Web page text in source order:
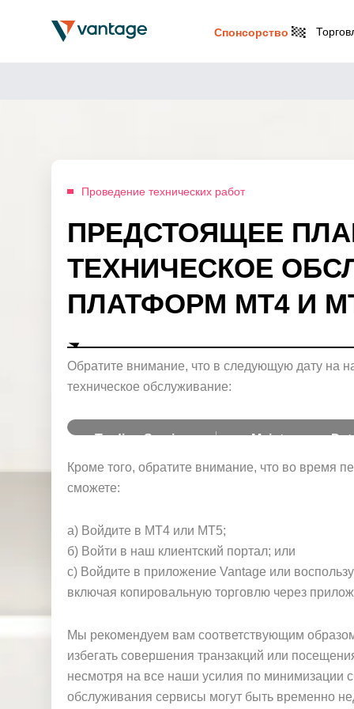
Спонсорство
Проведение технических работ
ПРЕДСТОЯЩЕЕ
ТЕХНИЧЕСКОЕ
ПЛАТФОРМ MT4 И
Обратите внимание, что в следующую дату на
техническое обслуживание:
Trading Service Maintenance
MT4 and MT5 platforms 8 November 2025
Кроме того, обратите внимание, что во время
сможете:
а) Войдите в МТ4 или МТ5;
б) Войти в наш клиентский портал; или
c) Войдите в приложение Vantage или
включая копировальную торговлю через
Мы рекомендуем вам соответствующим
избегать совершения транзакций или
несмотря на все наши усилия по минимизации
обслуживания сервисы могут быть временно